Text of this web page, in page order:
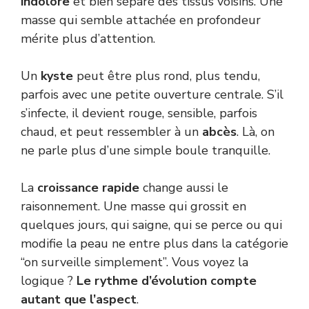
masse qui semble attachée en profondeur
mérite plus d’attention.
Un kyste peut être plus rond, plus tendu,
parfois avec une petite ouverture centrale. S’il
s’infecte, il devient rouge, sensible, parfois
chaud, et peut ressembler à un abcès. Là, on
ne parle plus d’une simple boule tranquille.
La croissance rapide change aussi le
raisonnement. Une masse qui grossit en
quelques jours, qui saigne, qui se perce ou qui
modifie la peau ne entre plus dans la catégorie
“on surveille simplement”. Vous voyez la
logique ? Le rythme d’évolution compte
autant que l’aspect.